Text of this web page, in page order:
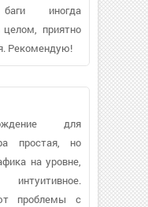
иногда
приятно
Рекомендую!
для
простая, но
на уровне,
проблемы с